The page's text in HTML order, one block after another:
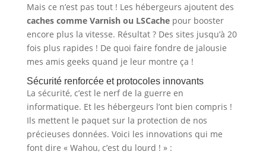
Mais ce n’est pas tout ! Les hébergeurs ajoutent des
caches comme Varnish ou LSCachepour booster
encore plus la vitesse. Résultat ? Des sites jusqu’à 20
fois plus rapides ! De quoi faire fondre de jalousie
mes amis geeks quand je leur montre ça !
Sécurité renforcée et protocoles innovants
La sécurité, c’est le nerf de la guerre en
informatique. Et les hébergeurs l’ont bien compris !
Ils mettent le paquet sur la protection de nos
précieuses données. Voici les innovations qui me
font dire « Wahou, c’est du lourd ! » :